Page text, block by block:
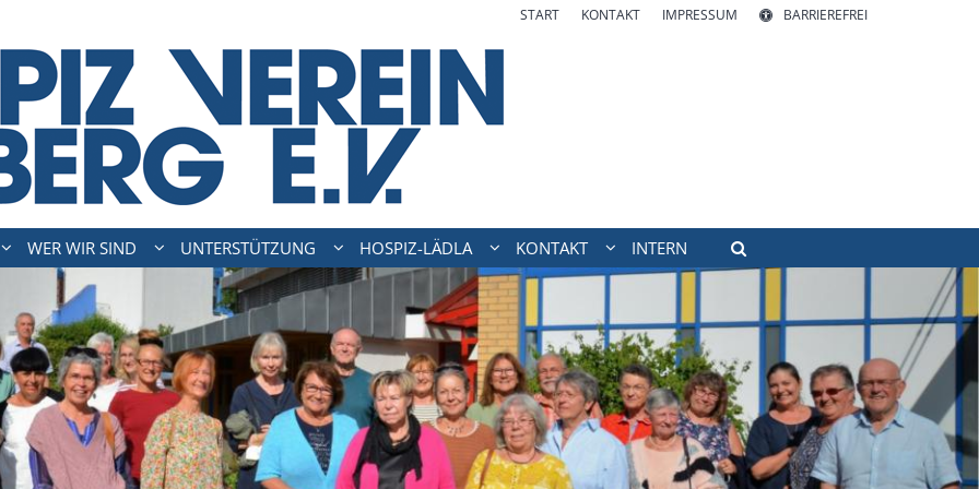
START KONTAKT IMPRESSUM BARRIEREFREI
WER WIR SIND UNTERSTÜTZUNG HOSPIZ-LÄDLA KONTAKT INTERN